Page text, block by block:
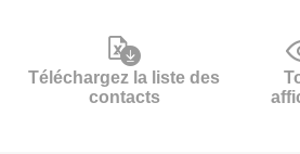
Téléchargez la liste des
contacts